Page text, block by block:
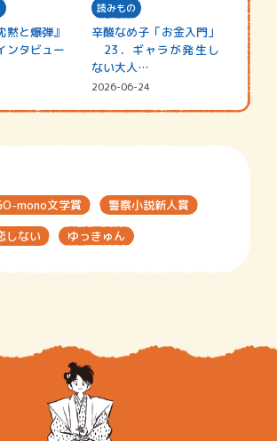
黙と爆弾』
ンタビュー
読みもの
辛酸なめ子「お金入門」
23．ギャラが発生し
ない大人…
2026-06-24
mono文学賞
警察小説新人賞
しない
ゆっきゅん